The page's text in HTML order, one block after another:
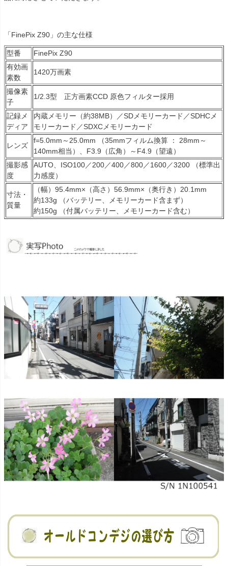
「FinePix Z90」の主な仕様
型番
FinePix Z90
有効画
素数
1420万画素
撮像素
子
1/2.3型 正方画素CCD 原色フィルター採用
記録メ
ディア
内蔵メモリー（約38MB）／SDメモリーカード／SDHCメ
モリーカード／SDXCメモリーカード
レンズ
f=5.0mm～25.0mm （35mmフィルム換算 ： 28mm～
140mm相当）、F3.9（広角）～F4.9（望遠）
撮影感
度
AUTO、ISO100／200／400／800／1600／3200 （標準出
力感度）
寸法・
質量
（幅）95.4mm×（高さ）56.9mm×（奥行き）20.1mm
約133g （バッテリー、メモリーカード含まず）
約150g （付属バッテリー、メモリーカード含む）